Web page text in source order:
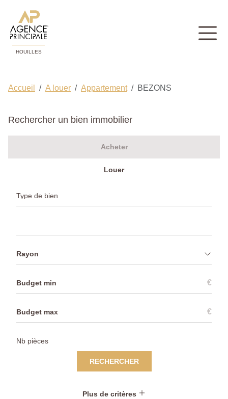
HOUILLES
Accueil A louer Appartement BEZONS
Rechercher un bien immobilier
Acheter
Louer
Rayon
€
€
RECHERCHER
Plus de critères